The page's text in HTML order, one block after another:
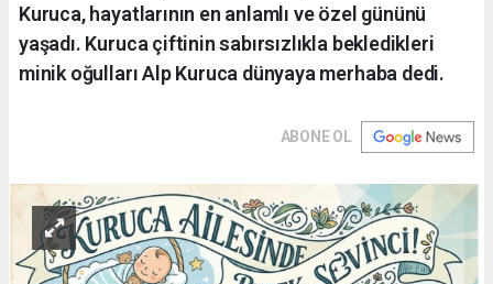
Kuruca, hayatlarının en anlamlı ve özel gününü
yaşadı. Kuruca çiftinin sabırsızlıkla bekledikleri
minik oğulları Alp Kuruca dünyaya merhaba dedi.
ABONE OL